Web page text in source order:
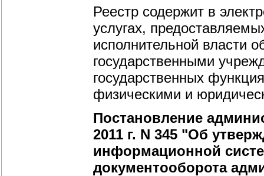
Реестр содержит в
услугах,
исполнительной власти
государственными
государственных
физическими и
Постановление
2011 г. N 345 "Об
информационной
документооборота